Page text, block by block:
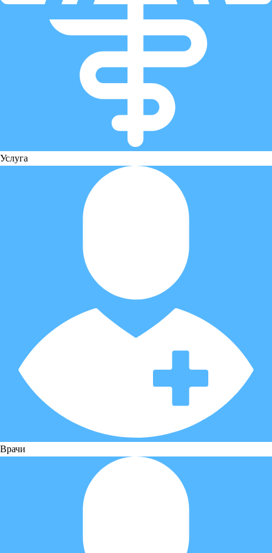
Услуга
Врачи